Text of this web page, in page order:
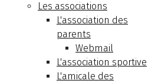
Les associations
L'association des
parents
Webmail
L'association sportive
L'amicale des